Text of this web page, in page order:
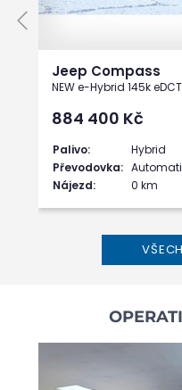
Jeep Compass
NEW e-Hybrid 145k
884 400 Kč
Palivo:
Hybrid
Převodovka:
Nájezd:
0 km